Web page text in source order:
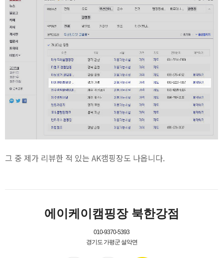
그 중 제가 리뷰한 적 있는 AK캠핑장도 나옵니다.